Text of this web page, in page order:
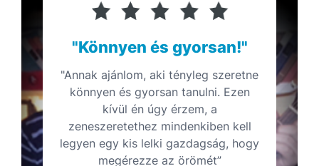
"Könnyen és gyorsan!"
"Annak ajánlom, aki tényleg szeretne
könnyen és gyorsan tanulni. Ezen
kívül én úgy érzem, a
zeneszeretethez mindenkiben kell
legyen egy kis lelki gazdagság, hogy
megérezze az örömét”